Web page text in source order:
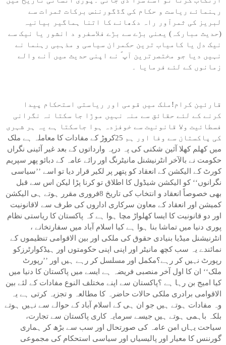
رہنمائے ریاست و حکام کی گڈگورننس برکات ثمرات سے
لبریز کی ثمرآور راہ دکھانے کا اتنا ہماگیر بیانیہ
(حدیث مبارکہ) یعنی بڑے سے بڑے فلاسفرو د انشور یا نیک سے
نیک دل یا کامیاب ترین حکمران سیاسی و مذہبی رہنما نے
نہیں دیا جو مختصرترین آپ ؐ نے اپنی حدیث میں آنے والے
زمانوں کے لئے فرمایا ۔
قارئین کرام!ملک میں قومی اور ریاستی استحکام پیدا
کرنے کے لئے حقائق سے منہ نہیں موڑا جا سکتا نہ نگرانی
فسطائیت ولا قانونیت سے خوفزدہ ہوا جاسکتا ہے یہ ہر شہری
کی پاکستان سے وفا اور ہم 25کروڑ کے مفادات کا معاملہ ہے ملک
میں کھلم کھلا آئین شکنی کی پہ درپہ وارداتوں کے بعد غیر آئینی نگراں
حکومت نے بالآخر انٹرنیشنل مانیٹرنگ اور رائے عامہ کے دبائو پھر سپریم
کورٹ کے الیکشن کے انعقاد کو پتھر پر لکیر قرار دیا تو اسے ’’سیاسی
نگرانوں‘‘ کو الیکشن شیڈول کا اطلاق تو کرنا پڑا لیکن اس سے قبل
بھی خصوصاً انعقاد و انتخاب کی تاریخ 8فروری مقرر ہوتے ہی الیکشن
کمیشن اور انعقاد کے معاون سرکاری اداروں کی طرف سے لاقانونیت
اور دو قانونیت کا ایسا کھلواڑ مچا ہوا ہے کہ پاکستان کا ریاستی نظام
پوری دنیا میں تماشا بنا ہوا ہے کیا اسلام آباد میں سفارتخانے ،
انٹرنیشنل میڈیا بنیادی حقوق کی ملکی اور بین الاقوامی تنظیموں کے
نمائندے یہ سب کچھ مانیٹر اور اپنی اپنی حکومتوں اور ہیڈکوارٹرزکو
رپورٹ نہیں کر رہے؟مکمل اور مسلسل کر رہے ہیں اور ’’رپورٹ
ملک‘‘ ان کا اول آخر منصبی فریضہ ہے ایسے میں پاکستان کا دنیا میں
کیا امیج بن رہا ہے ؟پاکستان سے اپنے مختلف النوع مفادات کے لئے بین
الاقوامی برادری ملکی حالات حاضرہ کا مطالعہ و تجزیہ کرتی ہے یہ
وہ مفادات ہوتے ہیں جو ان ہی کے اسلام آباد کے حوالے سے نہیں ہوتے
بلکہ باہمی ہوتے ہیں جیسے سرمایہ کاری پاکستان سے تجارت،
سیاحت یہاں امن عامہ کی صورتحال اور سب سے بڑھ کر ہماری
گورننس کا معیار اور پالیسیاں اور سیاسی استحکام کی مجموعی